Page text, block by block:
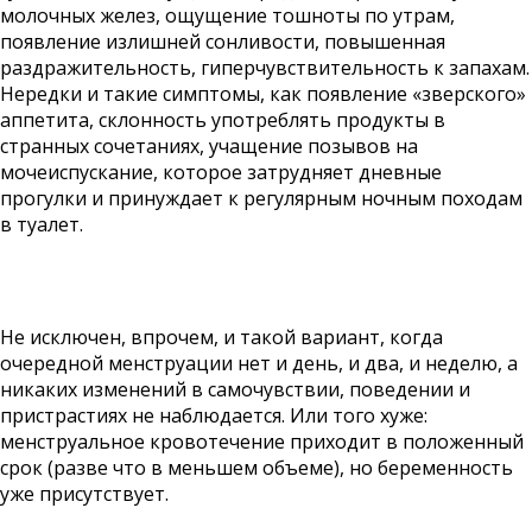
молочных желез, ощущение тошноты по утрам,
появление излишней сонливости, повышенная
раздражительность, гиперчувствительность к запахам.
Нередки и такие симптомы, как появление «зверского»
аппетита, склонность употреблять продукты в
странных сочетаниях, учащение позывов на
мочеиспускание, которое затрудняет дневные
прогулки и принуждает к регулярным ночным походам
в туалет.
Не исключен, впрочем, и такой вариант, когда
очередной менструации нет и день, и два, и неделю, а
никаких изменений в самочувствии, поведении и
пристрастиях не наблюдается. Или того хуже:
менструальное кровотечение приходит в положенный
срок (разве что в меньшем объеме), но беременность
уже присутствует.